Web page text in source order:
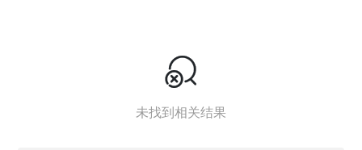

未找到相关结果